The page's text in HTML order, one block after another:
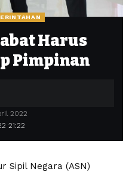
Harus
Pimpinan
21:22
2022
Sipil Negara (ASN)